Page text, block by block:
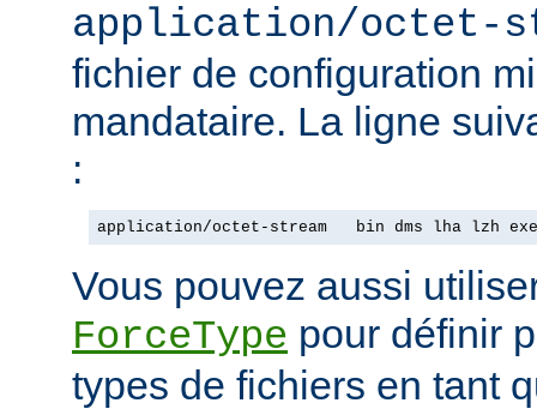
application/octet-
fichier de configuration
mandataire. La ligne
:
application/octet-stream   bin dms lha lzh
Vous pouvez aussi
ForceType pour définir
types de fichiers en tant